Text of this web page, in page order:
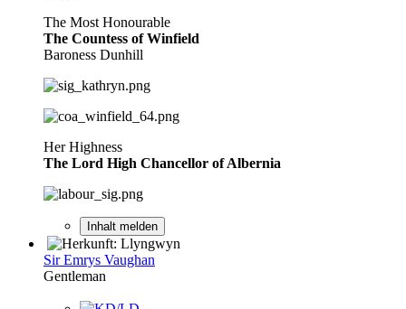
The Most Honourable
The Countess of Winfield
Baroness Dunhill
Her Highness
The Lord High Chancellor of Albernia
Inhalt melden
Sir Emrys Vaughan
Gentleman